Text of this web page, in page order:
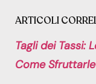
ARTICOLI
Tagli dei Tassi:
Come